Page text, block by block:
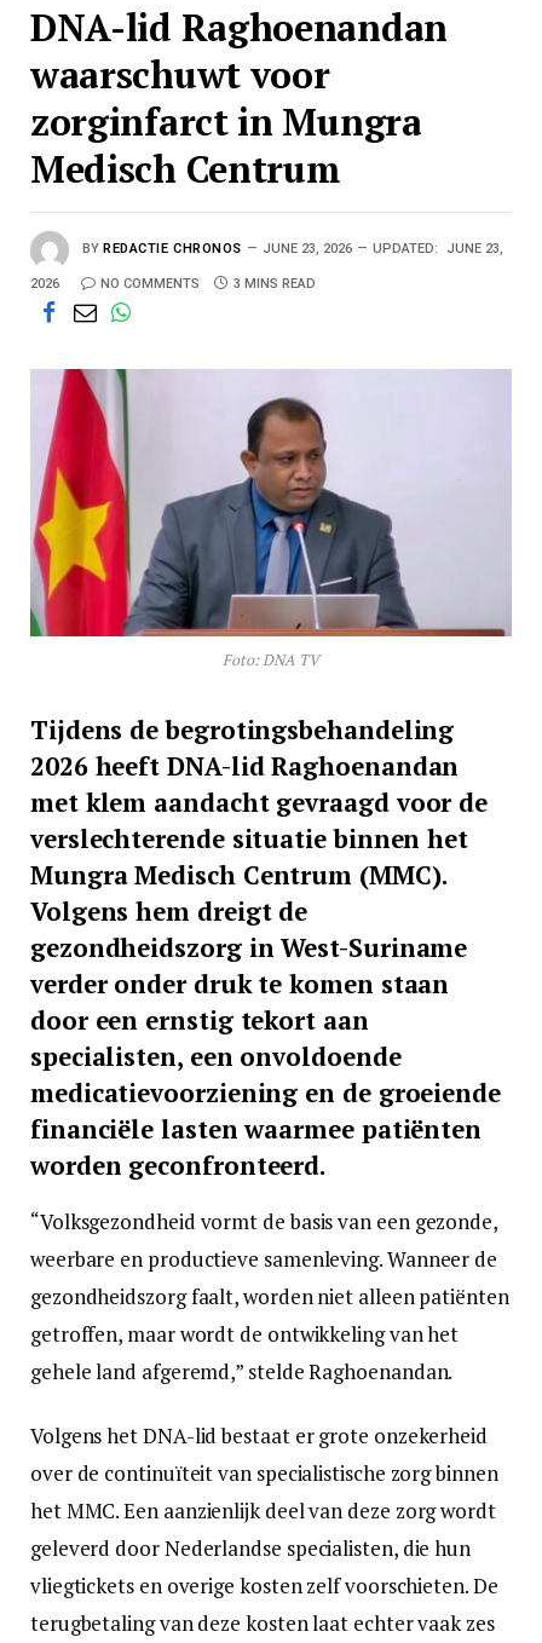
DNA-lid Raghoenandan
waarschuwt voor
zorginfarct in Mungra
Medisch Centrum
BY REDACTIE CHRONOS JUNE 23, 2026 UPDATED: JUNE 23,
2026 NO COMMENTS 3 MINS READ
Foto: DNA TV
Tijdens de begrotingsbehandeling
2026 heeft DNA-lid Raghoenandan
met klem aandacht gevraagd voor de
verslechterende situatie binnen het
Mungra Medisch Centrum (MMC).
Volgens hem dreigt de
gezondheidszorg in West-Suriname
verder onder druk te komen staan
door een ernstig tekort aan
specialisten, een onvoldoende
medicatievoorziening en de groeiende
financiële lasten waarmee patiënten
worden geconfronteerd.
“Volksgezondheid vormt de basis van een gezonde,
weerbare en productieve samenleving. Wanneer de
gezondheidszorg faalt, worden niet alleen patiënten
getroffen, maar wordt de ontwikkeling van het
gehele land afgeremd,” stelde Raghoenandan.
Volgens het DNA-lid bestaat er grote onzekerheid
over de continuïteit van specialistische zorg binnen
het MMC. Een aanzienlijk deel van deze zorg wordt
geleverd door Nederlandse specialisten, die hun
vliegtickets en overige kosten zelf voorschieten. De
terugbetaling van deze kosten laat echter vaak zes